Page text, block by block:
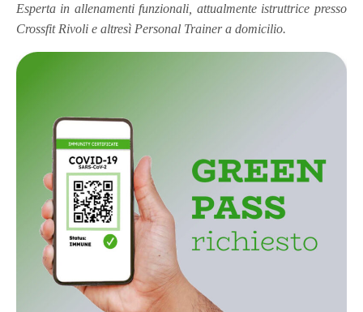
Esperta in allenamenti funzionali, attualmente istruttrice presso
Crossfit Rivoli e altresì Personal Trainer a domicilio.